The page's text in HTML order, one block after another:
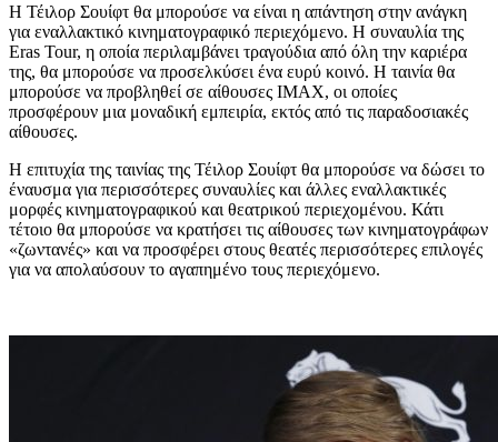
Η Τέιλορ Σουίφτ θα μπορούσε να είναι η απάντηση στην ανάγκη
για εναλλακτικό κινηματογραφικό περιεχόμενο. Η συναυλία της
Eras Tour, η οποία περιλαμβάνει τραγούδια από όλη την καριέρα
της, θα μπορούσε να προσελκύσει ένα ευρύ κοινό. Η ταινία θα
μπορούσε να προβληθεί σε αίθουσες IMAX, οι οποίες
προσφέρουν μια μοναδική εμπειρία, εκτός από τις παραδοσιακές
αίθουσες.
Η επιτυχία της ταινίας της Τέιλορ Σουίφτ θα μπορούσε να δώσει το
έναυσμα για περισσότερες συναυλίες και άλλες εναλλακτικές
μορφές κινηματογραφικού και θεατρικού περιεχομένου. Κάτι
τέτοιο θα μπορούσε να κρατήσει τις αίθουσες των κινηματογράφων
«ζωντανές» και να προσφέρει στους θεατές περισσότερες επιλογές
για να απολαύσουν το αγαπημένο τους περιεχόμενο.